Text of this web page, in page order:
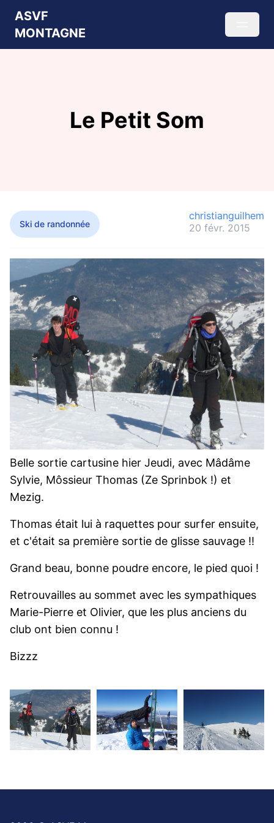
ASVF
MONTAGNE
Le Petit Som
Ski de randonnée
christianguilhem
20 févr. 2015
Belle sortie cartusine hier Jeudi, avec Mâdâme
Sylvie, Môssieur Thomas (Ze Sprinbok !) et
Mezig.
Thomas était lui à raquettes pour surfer ensuite,
et c'était sa première sortie de glisse sauvage !!
Grand beau, bonne poudre encore, le pied quoi !
Retrouvailles au sommet avec les sympathiques
Marie-Pierre et Olivier, que les plus anciens du
club ont bien connu !
Bizzz